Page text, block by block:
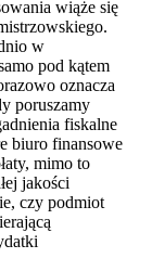
wiąże się
w
pod kątem
oznacza
poruszamy
fiskalne
biuro finansowe
mimo to
jakości
czy podmiot